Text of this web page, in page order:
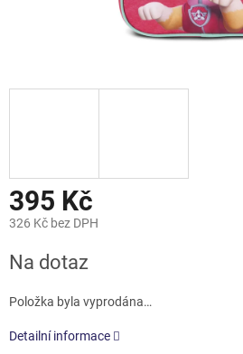
395 Kč
326 Kč bez DPH
cena:
Na dotaz
Položka byla vyprodána…
Detailní informace